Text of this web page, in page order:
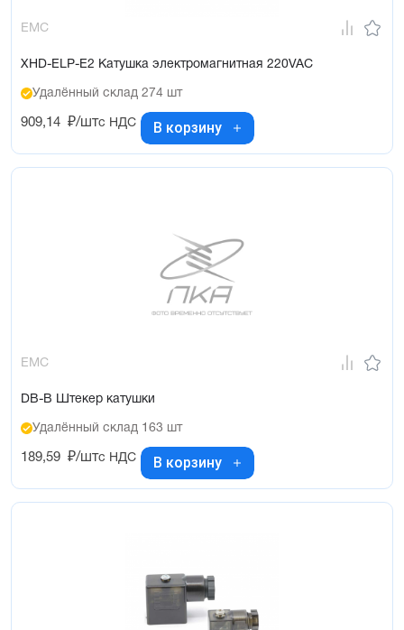
EMC
XHD-ELP-E2 Катушка электромагнитная 220VAC
Удалённый склад 274 шт
909,14 ₽/штс НДС В корзину
EMC
DB-B Штекер катушки
Удалённый склад 163 шт
189,59 ₽/штс НДС В корзину